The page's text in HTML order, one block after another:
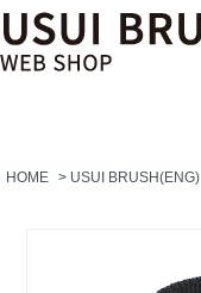
HOME > USUI BRUSH(ENG)